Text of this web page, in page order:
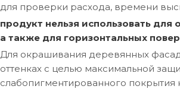
для проверки расхода, времени
продукт нельзя использовать
а также для горизонтальных
Для окрашивания деревянных
оттенках с целью максимальной
слабопигментированного покрытия